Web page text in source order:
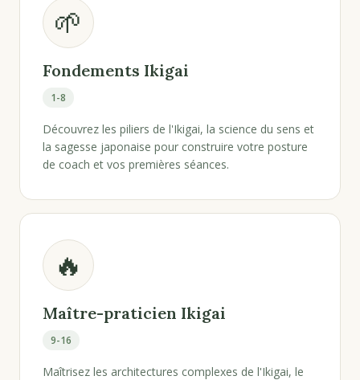
🌱
Fondements Ikigai
1-8
Découvrez les piliers de l'Ikigai, la science du sens et
la sagesse japonaise pour construire votre posture
de coach et vos premières séances.
🔥
Maître-praticien Ikigai
9-16
Maîtrisez les architectures complexes de l'Ikigai, le